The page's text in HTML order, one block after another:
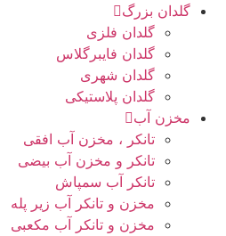
گلدان بزرگ
گلدان فلزی
گلدان فایبرگلاس
گلدان شهری
گلدان پلاستیکی
مخزن آب
تانکر ، مخزن آب افقی
تانکر و مخزن آب بیضی
تانکر آب سمپاش
مخزن و تانکر آب زیر پله
مخزن و تانکر آب مکعبی